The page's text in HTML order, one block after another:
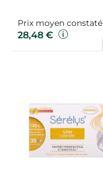
Prix moyen constaté
28,48 €